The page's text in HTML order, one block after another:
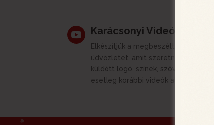
 Karácsonyi Videó
Elkészítjük a megbeszélt karácsonyi
üdvözletet, amit szeretne, az Ön
küldött logó, színek, szövegek, képek,
esetleg korábbi videók alapján.